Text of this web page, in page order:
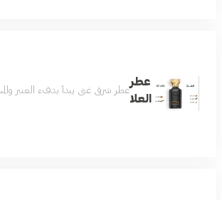
عطر
العلا
عطر شرقي غني يبدأ بدفء العنبر